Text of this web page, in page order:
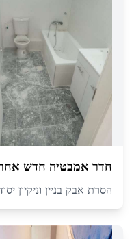
חדר אמבטיה חדש
הסרת אבק בניין וניקיון